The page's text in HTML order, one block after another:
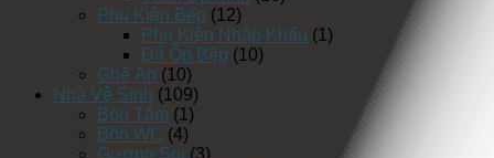
Phụ Kiện Bếp (12)
Phụ Kiện Nhập Khẩu (1)
Đá Ốp Bếp (10)
Ghế Ăn (10)
Nhà Vệ Sinh (109)
Bồn Tắm (1)
Bồn WC (4)
Gương Soi (3)